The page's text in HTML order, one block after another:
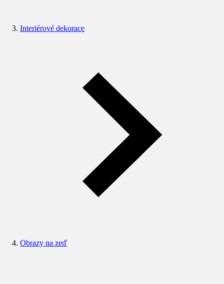
Interiérové dekorace
Obrazy na zeď